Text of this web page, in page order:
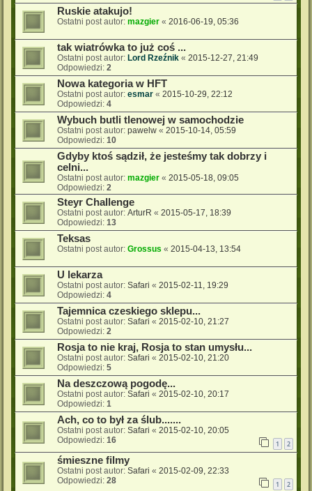
Ruskie atakujo!
Ostatni post autor: mazgier « 2016-06-19, 05:36
tak wiatrówka to już coś ...
Ostatni post autor: Lord Rzeźnik « 2015-12-27, 21:49
Odpowiedzi: 2
Nowa kategoria w HFT
Ostatni post autor: esmar « 2015-10-29, 22:12
Odpowiedzi: 4
Wybuch butli tlenowej w samochodzie
Ostatni post autor: pawelw « 2015-10-14, 05:59
Odpowiedzi: 10
Gdyby ktoś sądził, że jesteśmy tak dobrzy i
celni...
Ostatni post autor: mazgier « 2015-05-18, 09:05
Odpowiedzi: 2
Steyr Challenge
Ostatni post autor: ArturR « 2015-05-17, 18:39
Odpowiedzi: 13
Teksas
Ostatni post autor: Grossus « 2015-04-13, 13:54
U lekarza
Ostatni post autor: Safari « 2015-02-11, 19:29
Odpowiedzi: 4
Tajemnica czeskiego sklepu...
Ostatni post autor: Safari « 2015-02-10, 21:27
Odpowiedzi: 2
Rosja to nie kraj, Rosja to stan umysłu...
Ostatni post autor: Safari « 2015-02-10, 21:20
Odpowiedzi: 5
Na deszczową pogodę...
Ostatni post autor: Safari « 2015-02-10, 20:17
Odpowiedzi: 1
Ach, co to był za ślub.......
Ostatni post autor: Safari « 2015-02-10, 20:05
Odpowiedzi: 16 1 2
śmieszne filmy
Ostatni post autor: Safari « 2015-02-09, 22:33
Odpowiedzi: 28 1 2